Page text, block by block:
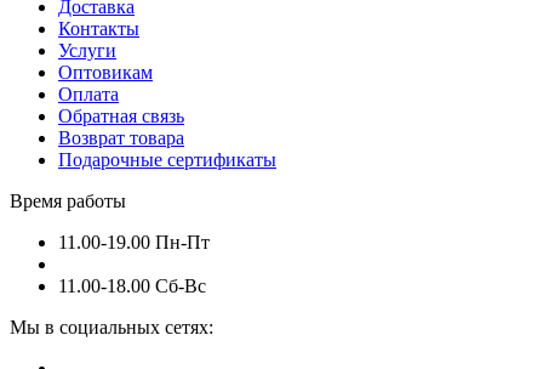
Доставка
Контакты
Услуги
Оптовикам
Оплата
Обратная связь
Возврат товара
Подарочные сертификаты
Время работы
11.00-19.00 Пн-Пт
11.00-18.00 Сб-Вс
Мы в социальных сетях: